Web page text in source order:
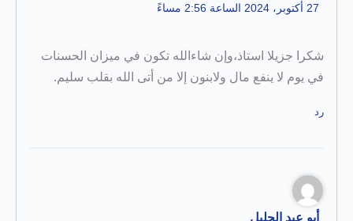
27 أكتوبر، 2024 الساعة 2:56 مساءً
شكرا جزيلا استاذ،وإن شاءالله تكون في ميزان الحسنات
في يوم لا ينفع مال ولابنون إلا من أتى الله بقلب سليم.
رد
أبو عبد الجليل